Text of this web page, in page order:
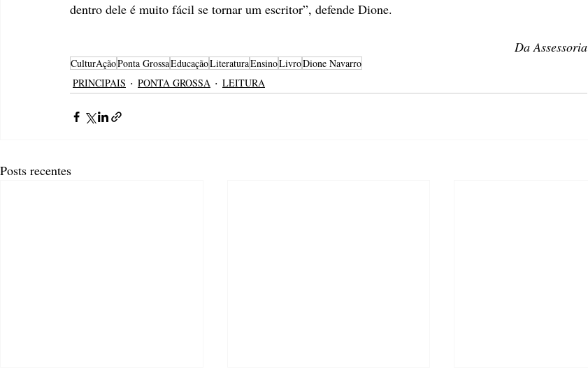
dentro dele é muito fácil se tornar um escritor”, defende Dione.
Da Assessoria
CulturAçãoPonta GrossaEducaçãoLiteraturaEnsinoLivroDione Navarro
PRINCIPAIS
PONTA GROSSA LEITURA
Posts recentes